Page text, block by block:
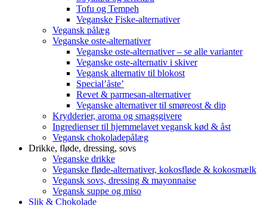
Tofu og Tempeh
Veganske Fiske-alternativer
Vegansk pålæg
Veganske oste-alternativer
Veganske oste-alternativer – se alle varianter
Veganske oste-alternativ i skiver
Vegansk alternativ til blokost
Special’åste’
Revet & parmesan-alternativer
Veganske alternativer til smøreost & dip
Krydderier, aroma og smagsgivere
Ingredienser til hjemmelavet vegansk kød & åst
Vegansk chokoladepålæg
Drikke, fløde, dressing, sovs
Veganske drikke
Veganske fløde-alternativer, kokosfløde & kokosmælk
Vegansk sovs, dressing & mayonnaise
Vegansk suppe og miso
Slik & Chokolade